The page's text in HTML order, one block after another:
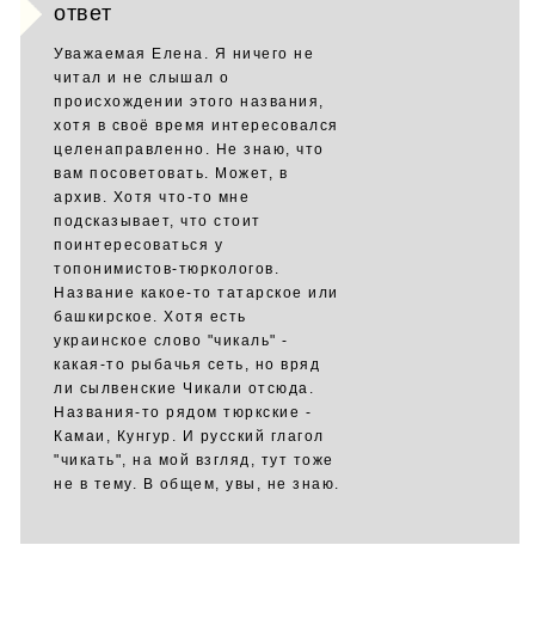
ответ
Уважаемая Елена. Я ничего не
читал и не слышал о
происхождении этого названия,
хотя в своё время интересовался
целенаправленно. Не знаю, что
вам посоветовать. Может, в
архив. Хотя что-то мне
подсказывает, что стоит
поинтересоваться у
топонимистов-тюркологов.
Название какое-то татарское или
башкирское. Хотя есть
украинское слово "чикаль" -
какая-то рыбачья сеть, но вряд
ли сылвенские Чикали отсюда.
Названия-то рядом тюркские -
Камаи, Кунгур. И русский глагол
"чикать", на мой взгляд, тут тоже
не в тему. В общем, увы, не знаю.